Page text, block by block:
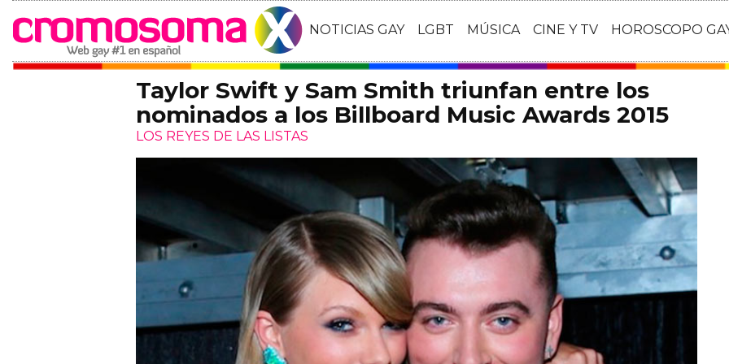
NOTICIAS GAY LGBT MÚSICA CINE Y TV HOROSCOPO
Taylor Swift y Sam Smith triunfan entre los
nominados a los Billboard Music Awards 2015
LOS REYES DE LAS LISTAS